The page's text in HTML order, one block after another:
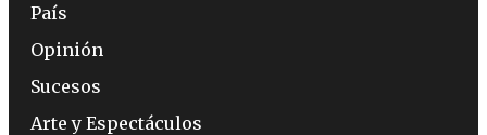
País
Opinión
Sucesos
Arte y Espectáculos